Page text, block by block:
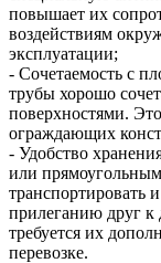
повышает их
воздействиям
эксплуатации;
- Сочетаемость с
трубы хорошо
поверхностями.
ограждающих
- Удобство
или
транспортировать
прилеганию друг
требуется их
перевозке.